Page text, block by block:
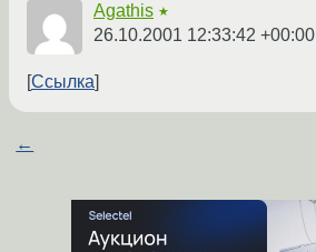
Agathis ★
26.10.2001 12:33:42 +00:00
Ссылка
←